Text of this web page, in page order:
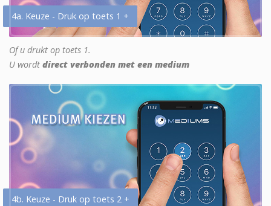
4a. Keuze - Druk op toets 1 +
Of u drukt op toets 1.
U wordt direct verbonden met een medium
4b. Keuze - Druk op toets 2 +